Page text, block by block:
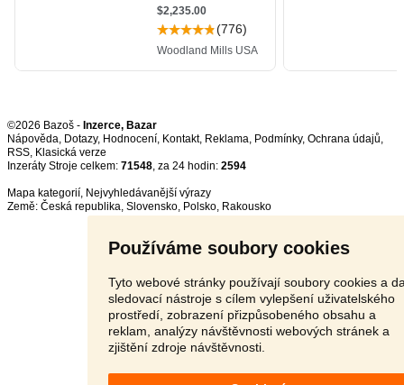
Používáme soubory cookies
Tyto webové stránky používají soubory cookies a
sledovací nástroje s cílem vylepšení uživatelského
prostředí, zobrazení přizpůsobeného obsahu a
reklam, analýzy návštěvnosti webových stránek a
zjištění zdroje návštěvnosti.
©2026 Bazoš - Inzerce, Bazar
Nápověda, Dotazy, Hodnocení, Kontakt, Reklama, Podmínky, Ochrana údajů,
RSS,
Inzeráty Stroje celkem: 71548, za 24 hodin: 2594
Mapa kategorií, Nejvyhledávanější výrazy
Země: Česká republika, Slovensko, Polsko, Rakousko